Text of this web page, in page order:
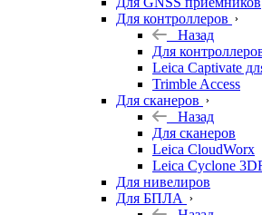
Для контроллеров
Назад
Для
Leica Captivate
Trimble Access
Для сканеров
Назад
Для сканеров
Leica CloudWorx
Leica Cyclone
Для нивелиров
Для БПЛА